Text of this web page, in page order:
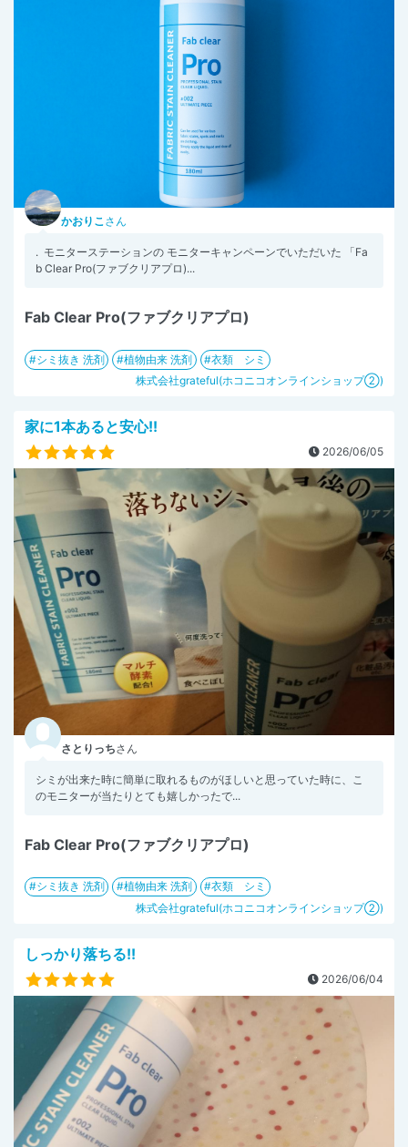
かおりこさん
. ⁡ モニターステーションの モニターキャンペーンでいただいた 「Fa
b Clear Pro(ファブクリアプロ)...
Fab Clear Pro(ファブクリアプロ)
シミ抜き 洗剤 植物由来 洗剤
衣類 シミ
株式会社grateful(ホコニコオンラインショップ②)
家に1本あると安心!!
2026/06/05
さとりっちさん
シミが出来た時に簡単に取れるものがほしいと思っていた時に、こ
のモニターが当たりとても嬉しかったで...
Fab Clear Pro(ファブクリアプロ)
シミ抜き 洗剤 植物由来 洗剤
衣類 シミ
株式会社grateful(ホコニコオンラインショップ②)
しっかり落ちる!!
2026/06/04